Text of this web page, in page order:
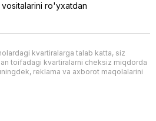
ro'yxatdan
kvartiralarga talab katta, siz
toifadagi kvartiralarni cheksiz miqdorda
reklama va axborot maqolalarini